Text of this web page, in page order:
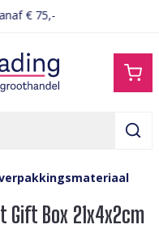
€ 75,-
Gift Box 21x4x2cm